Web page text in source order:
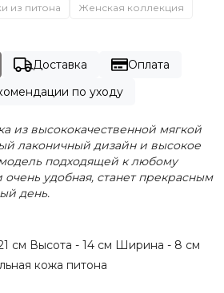
из питона Женская коллекция
Доставка
Оплата
по уходу
из высококачественной мягкой
лаконичный дизайн и высокое
подходящей к любому
очень удобная, станет прекрасным
день.
см Высота - 14 см Ширина - 8 см
кожа питона